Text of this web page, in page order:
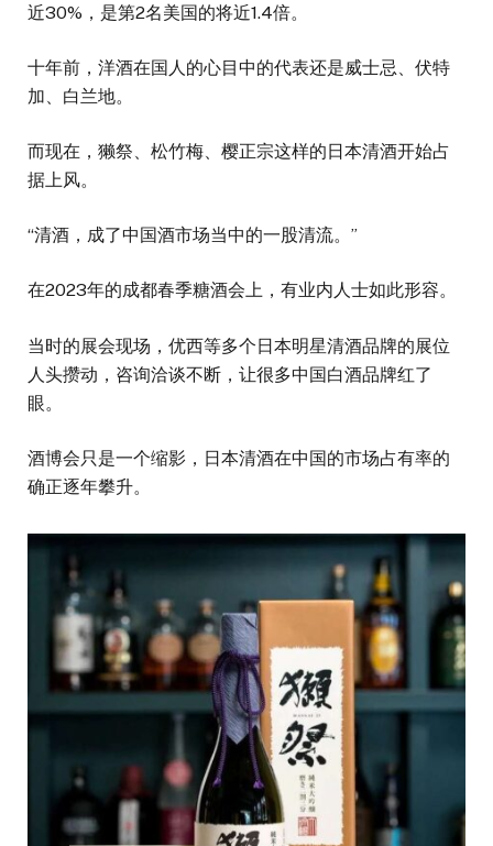
近30%，是第2名美国的将近1.4倍。
十年前，洋酒在国人的心目中的代表还是威士忌、伏特
加、白兰地。
而现在，獭祭、松竹梅、樱正宗这样的日本清酒开始占
据上风。
“清酒，成了中国酒市场当中的一股清流。”
在2023年的成都春季糖酒会上，有业内人士如此形容。
当时的展会现场，优西等多个日本明星清酒品牌的展位
人头攒动，咨询洽谈不断，让很多中国白酒品牌红了
眼。
酒博会只是一个缩影，日本清酒在中国的市场占有率的
确正逐年攀升。